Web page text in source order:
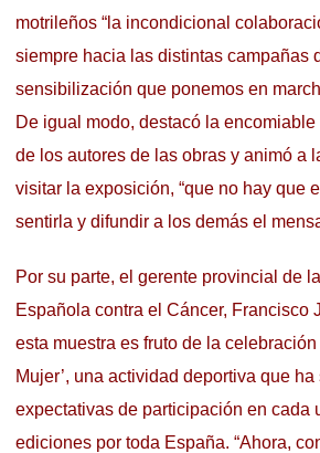
motrileños “la incondicional
siempre hacia las distintas campañas
sensibilización que ponemos en
De igual modo, destacó la
de los autores de las obras y animó a
visitar la exposición, “que no hay que
sentirla y difundir a los demás el
Por su parte, el gerente provincial de
Española contra el Cáncer, Francisco
esta muestra es fruto de la celebración
Mujer’, una actividad deportiva que
expectativas de participación en cada
ediciones por toda España. “Ahora,